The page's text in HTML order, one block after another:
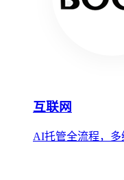
互联网
AI托管全流程，